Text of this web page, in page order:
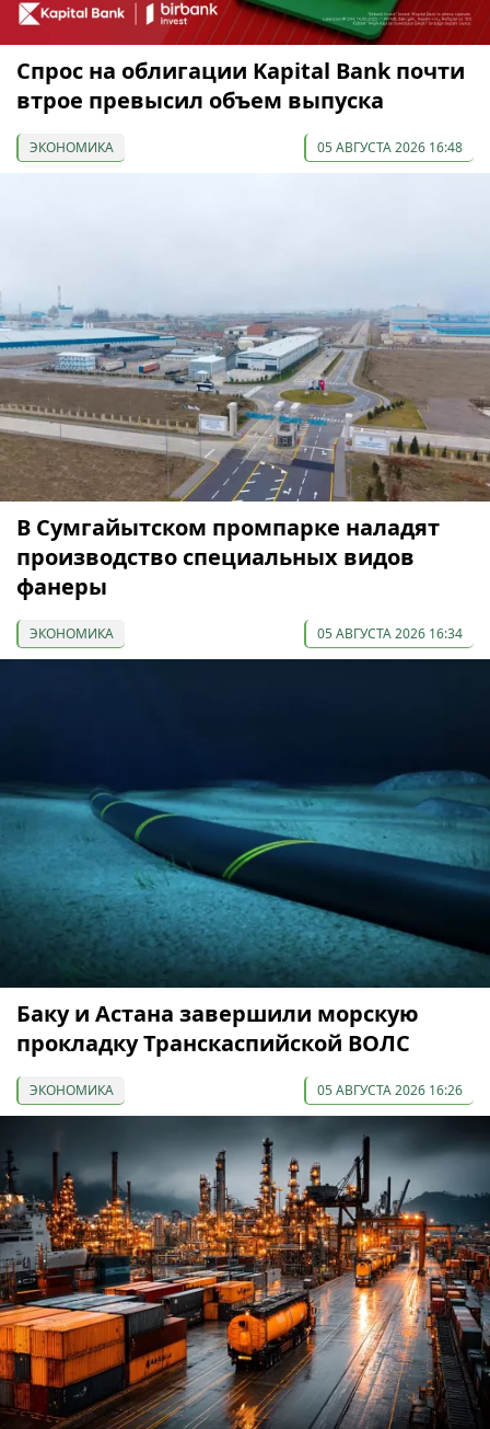
Спрос на облигации Kapital Bank почти
втрое превысил объем выпуска
ЭКОНОМИКА 05 АВГУСТА 2026 16:48
В Сумгайытском промпарке наладят
производство специальных видов
фанеры
ЭКОНОМИКА 05 АВГУСТА 2026 16:34
Баку и Астана завершили морскую
прокладку Транскаспийской ВОЛС
ЭКОНОМИКА 05 АВГУСТА 2026 16:26